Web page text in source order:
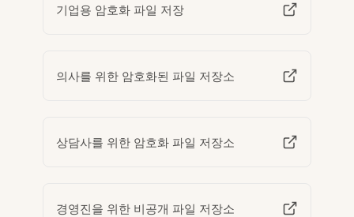
기업용 암호화 파일 저장
의사를 위한 암호화된 파일 저장소
상담사를 위한 암호화 파일 저장소
경영진을 위한 비공개 파일 저장소